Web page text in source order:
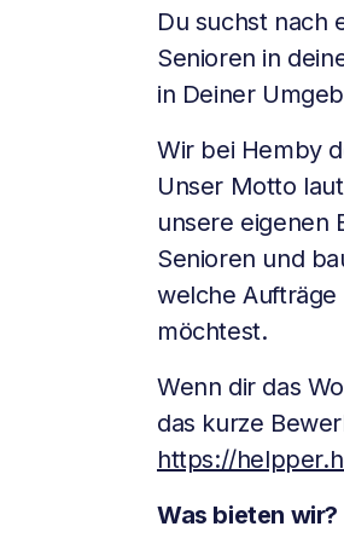
Du suchst nach
Senioren in
in Deiner
Wir bei Hemby
Unser Motto
unsere eigenen
Senioren und
welche
möchtest.
Wenn dir das
das kurze
https://
Was bieten wir?